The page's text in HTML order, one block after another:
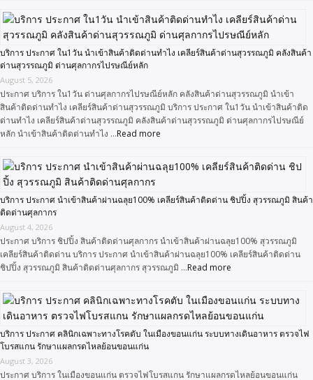
บริการ ประกาศ ใน1วัน นำเข้าสินค้าติดด่านทำไง เคลียร์สินค้าด่านสุวรรณภูมิ คลังสินค้า
ด่านสุวรรณภูมิ ด่านศุลกากรไปรษณีย์หลัก
August 5, 2026
ประกาศ บริการ ใน1วัน ด่านศุลกากรไปรษณีย์หลัก คลังสินค้าด่านสุวรรณภูมิ นำเข้า
สินค้าติดด่านทำไง เคลียร์สินค้าด่านสุวรรณภูมิ บริการ ประกาศ ใน1วัน นำเข้าสินค้าติด
ด่านทำไง เคลียร์สินค้าด่านสุวรรณภูมิ คลังสินค้าด่านสุวรรณภูมิ ด่านศุลกากรไปรษณีย์
หลัก นำเข้าสินค้าติดด่านทำไง …Read more
บริการ ประกาศ นำเข้าสินค้าผ่านฉลุย100% เคลียร์สินค้าติดด่าน ชิปปิ้ง สุวรรณภูมิ สินค้า
ติดด่านศุลกากร
August 4, 2026
ประกาศ บริการ ชิปปิ้ง สินค้าติดด่านศุลกากร นำเข้าสินค้าผ่านฉลุย100% สุวรรณภูมิ
เคลียร์สินค้าติดด่าน บริการ ประกาศ นำเข้าสินค้าผ่านฉลุย100% เคลียร์สินค้าติดด่าน
ชิปปิ้ง สุวรรณภูมิ สินค้าติดด่านศุลกากร สุวรรณภูมิ …Read more
บริการ ประกาศ คลินิกเฉพาะทางโรคตับ ในเมืองขอนแก่น ระบบทางเดินอาหาร ตรวจไฟ
โบรสแกน รักษาแผลกรดไหลย้อนขอนแก่น
August 3, 2026
ประกาศ บริการ ในเมืองขอนแก่น ตรวจไฟโบรสแกน รักษาแผลกรดไหลย้อนขอนแก่น